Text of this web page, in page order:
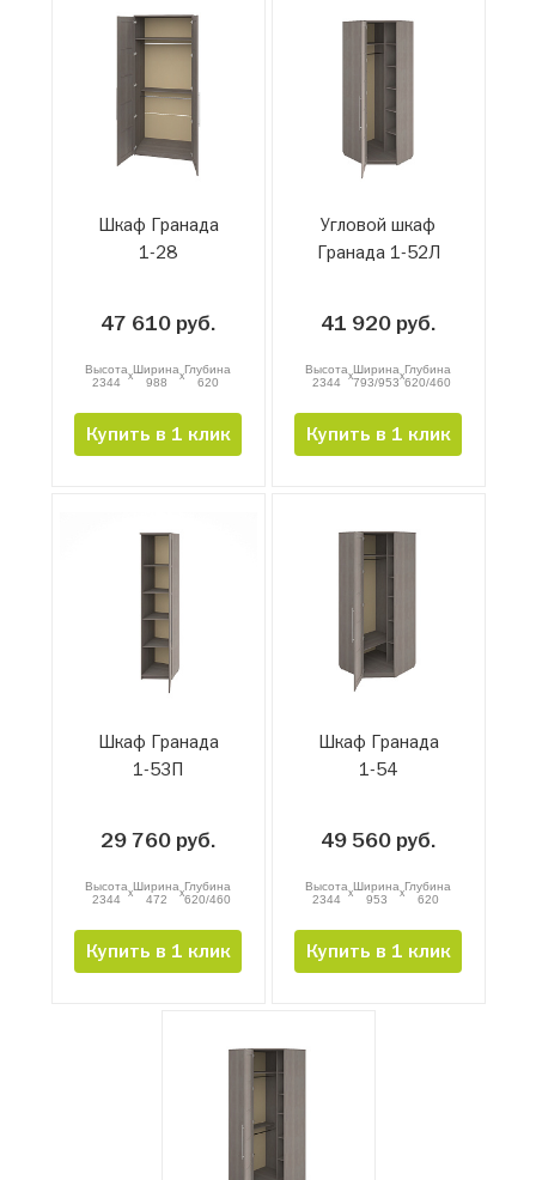
Шкаф Гранада
1-28
47 610 руб.
Высота
2344
xШирина
988
xГлубина
620
Купить в 1 клик
Угловой шкаф
Гранада 1-52Л
41 920 руб.
Высота
2344
xШирина
793/953xГлубина
620/460
Купить в 1 клик
Шкаф Гранада
1-53П
29 760 руб.
Высота
2344
xШирина
472
xГлубина
620/460
Купить в 1 клик
Шкаф Гранада
1-54
49 560 руб.
Высота
2344
xШирина
953
xГлубина
620
Купить в 1 клик